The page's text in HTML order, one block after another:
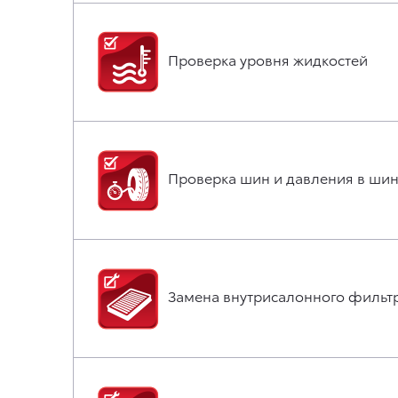
Проверка уровня жидкостей
Проверка шин и давления в
Замена внутрисалонного